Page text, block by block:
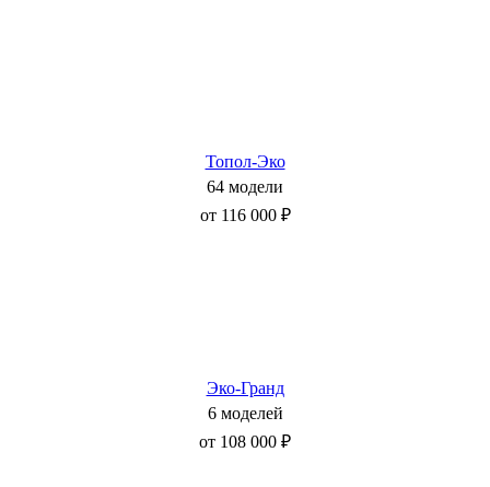
Топол-Эко
64 модели
от 116 000 ₽
Эко-Гранд
6 моделей
от 108 000 ₽